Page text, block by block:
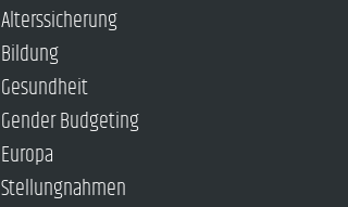
Alterssicherung
Bildung
Gesundheit
Gender Budgeting
Europa
Stellungnahmen